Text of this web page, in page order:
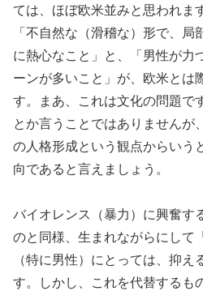
ては、ほぼ欧米並みと思われま
「不自然な（滑稽な）形で、
に熱心なこと」と、「男性が力
ーンが多いこと」が、欧米とは
す。まあ、これは文化の問題で
とか言うことではありませんが
の人格形成という観点からいう
向であると言えましょう。
バイオレンス（暴力）に興奮す
のと同様、生まれながらにして
（特に男性）にとっては、抑
す。しかし、これを代替するも